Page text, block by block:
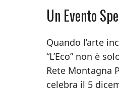
Un Evento
Quando l’arte
“L’Eco” non è
Rete Montagna
celebra il 5